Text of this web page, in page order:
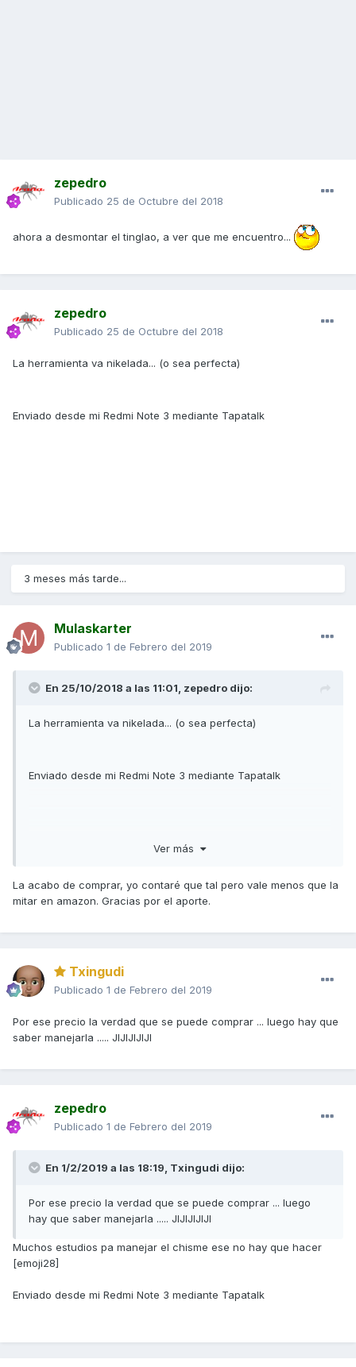
zepedro
Publicado 25 de Octubre del 2018
ahora a desmontar el tinglao, a ver que me encuentro...
zepedro
Publicado 25 de Octubre del 2018
La herramienta va nikelada... (o sea perfecta)
Enviado desde mi Redmi Note 3 mediante Tapatalk
3 meses más tarde...
Mulaskarter
Publicado 1 de Febrero del 2019
En 25/10/2018 a las 11:01, zepedro dijo:
La herramienta va nikelada... (o sea perfecta)
Enviado desde mi Redmi Note 3 mediante Tapatalk
Ver más
La acabo de comprar, yo contaré que tal pero vale menos que la
mitar en amazon. Gracias por el aporte.
Txingudi
Publicado 1 de Febrero del 2019
Por ese precio la verdad que se puede comprar ... luego hay que
saber manejarla ..... JIJIJIJIJI
zepedro
Publicado 1 de Febrero del 2019
En 1/2/2019 a las 18:19, Txingudi dijo:
Por ese precio la verdad que se puede comprar ... luego
hay que saber manejarla ..... JIJIJIJIJI
Muchos estudios pa manejar el chisme ese no hay que hacer
[emoji28]
Enviado desde mi Redmi Note 3 mediante Tapatalk